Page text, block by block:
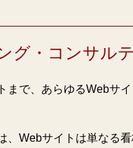
グ・コンサル
まで、あらゆるWebサ
、Webサイトは単なる